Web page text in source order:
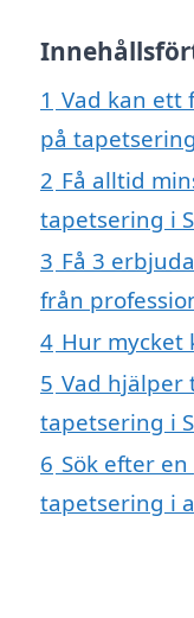
1 Vad kan ett
på
2 Få alltid
tapetsering i
3 Få 3
från
4 Hur mycket
5 Vad hjälper
tapetsering i
6 Sök efter
tapetsering i